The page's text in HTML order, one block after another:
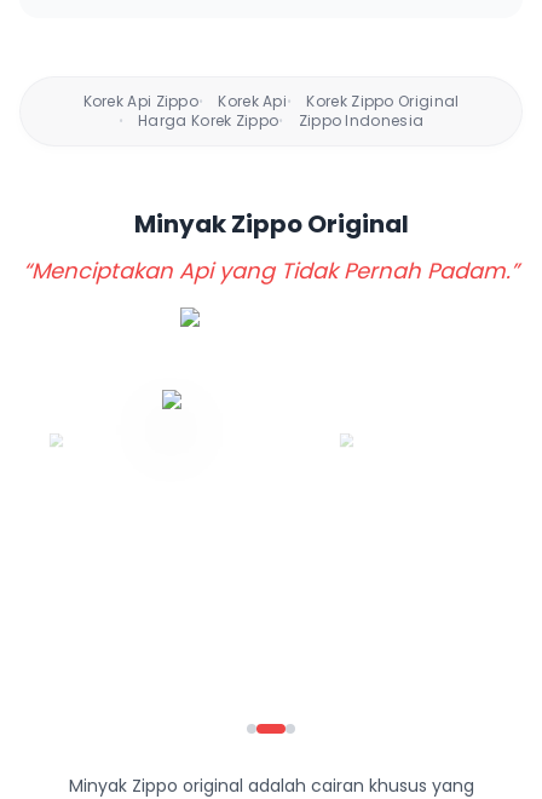
Korek Api Zippo• Korek Api• Korek Zippo Original
• Harga Korek Zippo• Zippo Indonesia
Minyak ZippoOriginal
“Menciptakan Api yang Tidak Pernah Padam.”
Minyak Zippo original adalah cairan khusus yang